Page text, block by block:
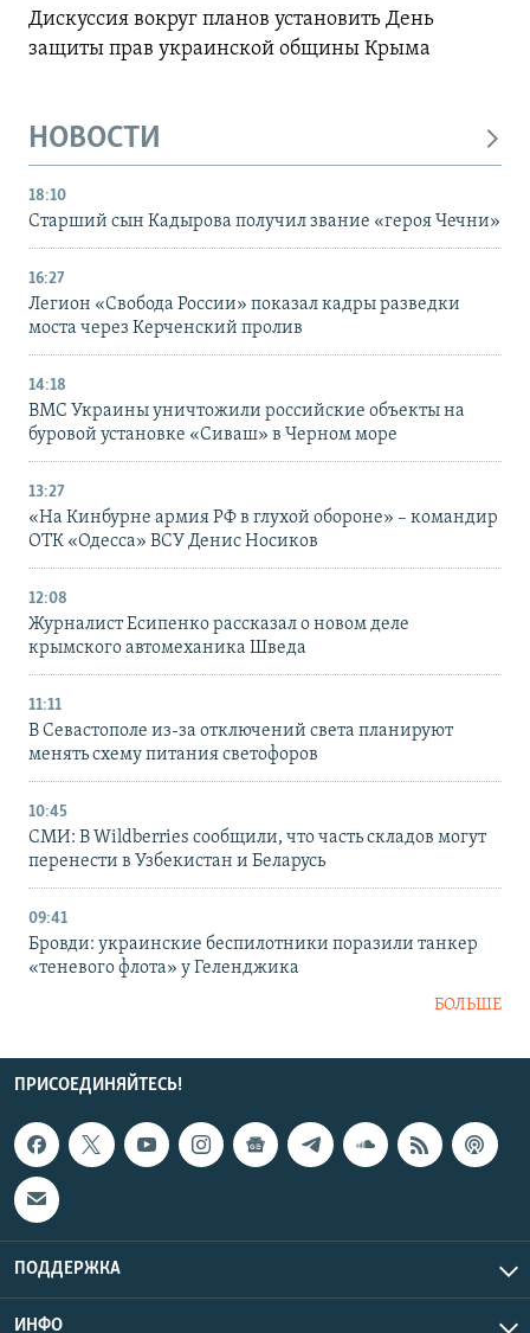
Дискуссия вокруг планов установить День
защиты прав украинской общины Крыма
НОВОСТИ
18:10
Старший сын Кадырова получил звание «героя Чечни»
16:27
Легион «Свобода России» показал кадры разведки
моста через Керченский пролив
14:18
ВМС Украины уничтожили российские объекты на
буровой установке «Сиваш» в Черном море
13:27
«На Кинбурне армия РФ в глухой обороне» – командир
ОТК «Одесса» ВСУ Денис Носиков
12:08
Журналист Есипенко рассказал о новом деле
крымского автомеханика Шведа
11:11
В Севастополе из-за отключений света планируют
менять схему питания светофоров
10:45
СМИ: В Wildberries сообщили, что часть складов могут
перенести в Узбекистан и Беларусь
09:41
Бровди: украинские беспилотники поразили танкер
«теневого флота» у Геленджика
БОЛЬШЕ
ПРИСОЕДИНЯЙТЕСЬ!
ПОДДЕРЖКА
ИНФО